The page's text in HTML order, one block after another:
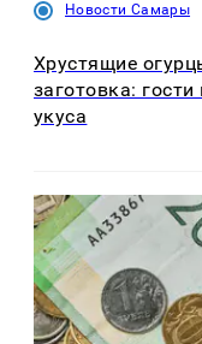
Новости Самары
Хрустящие
заготовка:
укуса